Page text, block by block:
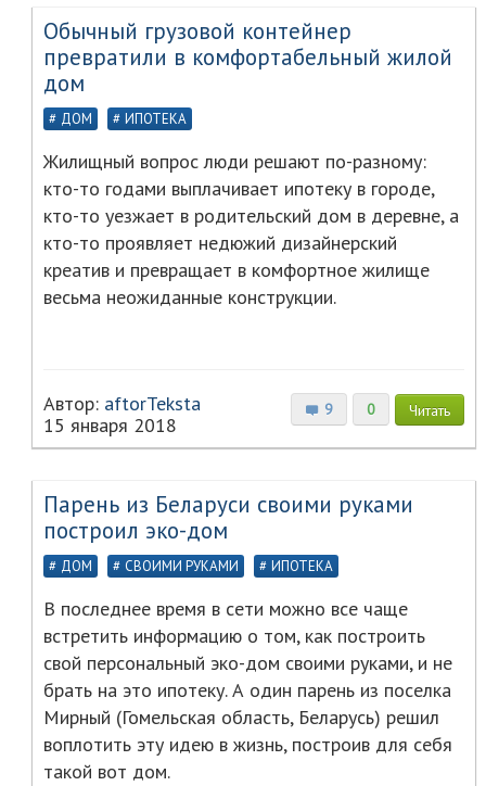
Обычный грузовой контейнер
превратили в комфортабельный жилой
дом
ДОМ ИПОТЕКА
Жилищный вопрос люди решают по-разному:
кто-то годами выплачивает ипотеку в городе,
кто-то уезжает в родительский дом в деревне, а
кто-то проявляет недюжий дизайнерский
креатив и превращает в комфортное жилище
весьма неожиданные конструкции.
9 0 Читать
Автор: aftorTeksta
15 января 2018
Парень из Беларуси своими руками
построил эко-дом
ДОМ СВОИМИ РУКАМИ ИПОТЕКА
В последнее время в сети можно все чаще
встретить информацию о том, как построить
свой персональный эко-дом своими руками, и не
брать на это ипотеку. А один парень из поселка
Мирный (Гомельская область, Беларусь) решил
воплотить эту идею в жизнь, построив для себя
такой вот дом.